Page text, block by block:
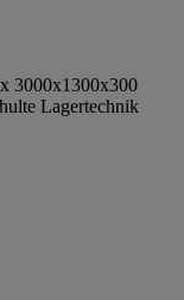
3000x1300x300
Lagertechnik